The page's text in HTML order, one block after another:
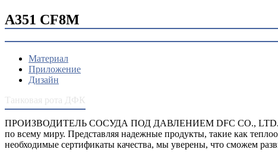
А351 CF8M
Материал
Приложение
Дизайн
Танковая рота ДФК
ПРОИЗВОДИТЕЛЬ СОСУДА ПОД ДАВЛЕНИЕМ DFC CO., LTD.
по всему миру. Представляя надежные продукты, такие как
необходимые сертификаты качества, мы уверены, что сможем